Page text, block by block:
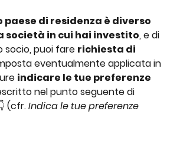
paese di residenza è diverso
società in cui hai investito, e di
socio, puoi fare richiesta di
eventualmente applicata in
indicare le tue preferenze
nel punto seguente di
(cfr. Indica le tue preferenze